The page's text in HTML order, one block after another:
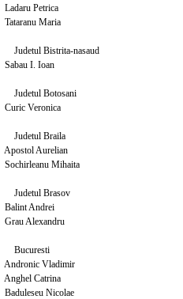
Ladaru Petrica
Tataranu Maria
Judetul Bistrita-nasaud
Sabau I. Ioan
Judetul Botosani
Curic Veronica
Judetul Braila
Apostol Aurelian
Sochirleanu Mihaita
Judetul Brasov
Balint Andrei
Grau Alexandru
Bucuresti
Andronic Vladimir
Anghel Catrina
Baduleseu Nicolae